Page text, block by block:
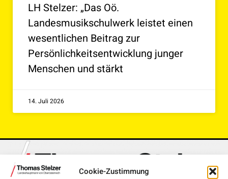
Cookie-Zustimmung
LH Stelzer: „Das Oö.
Landesmusikschulwerk leistet einen
wesentlichen Beitrag zur
Persönlichkeitsentwicklung junger
Menschen und stärkt
14. Juli 2026